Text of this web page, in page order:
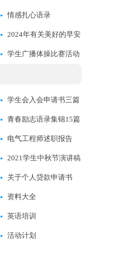
烈活动方案
情感扎心语录
2024年有关美好的早安
QQ祝福语锦集53条
学生广播体操比赛活动
学生会入会申请书三篇
青春励志语录集锦15篇
电气工程师述职报告
2021学生中秋节演讲稿
关于个人贷款申请书
资料大全
英语培训
活动计划